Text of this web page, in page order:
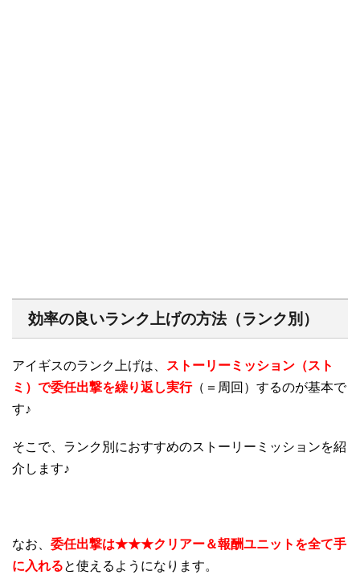
効率の良いランク上げの方法（ランク別）
アイギスのランク上げは、
ストーリーミッション（スト
ミ）で委任出撃を繰り返し実行（＝周回）するのが基本で
す♪
そこで、ランク別におすすめのストーリーミッションを紹
介します♪
なお、 委任出撃は★★★クリアー＆報酬ユニットを全て手
に入れると使えるようになります。